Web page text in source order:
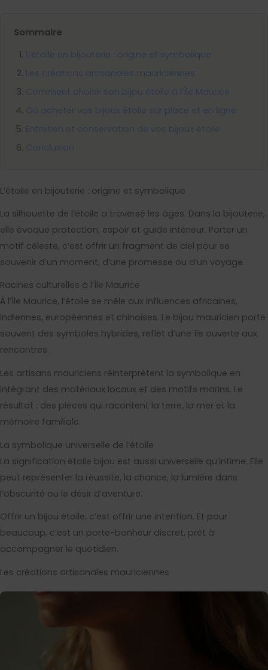
Sommaire
L’étoile en bijouterie : origine et symbolique
Les créations artisanales mauriciennes
Comment choisir son bijou étoile à l’Île Maurice
Où acheter vos bijoux étoile sur place et en ligne
Entretien et conservation de vos bijoux étoile
Conclusion
L’étoile en bijouterie : origine et symbolique
La silhouette de l’étoile a traversé les âges. Dans la bijouterie,
elle évoque protection, espoir et guide intérieur. Porter un
motif céleste, c’est offrir un fragment de ciel pour se
souvenir d’un moment, d’une promesse ou d’un voyage.
Racines culturelles à l’Île Maurice
À l’Île Maurice, l’étoile se mêle aux influences africaines,
indiennes, européennes et chinoises. Le bijou mauricien porte
souvent des symboles hybrides, reflet d’une île ouverte aux
rencontres.
Les artisans mauriciens réinterprètent la symbolique en
intégrant des matériaux locaux et des motifs marins. Le
résultat : des pièces qui racontent la terre, la mer et la
mémoire familiale.
La symbolique universelle de l’étoile
La signification étoile bijou est aussi universelle qu’intime. Elle
peut représenter la réussite, la chance, la lumière dans
l’obscurité ou le désir d’aventure.
Offrir un bijou étoile, c’est offrir une intention. Et pour
beaucoup, c’est un porte-bonheur discret, prêt à
accompagner le quotidien.
Les créations artisanales mauriciennes